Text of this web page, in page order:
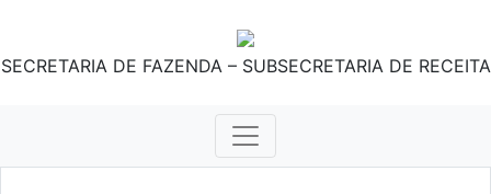
SECRETARIA DE FAZENDA – SUBSECRETARIA DE RECEITA